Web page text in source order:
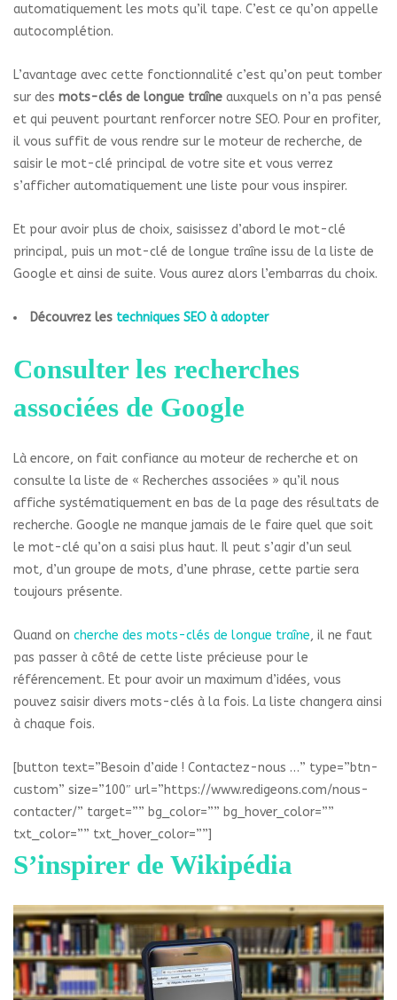
automatiquement les mots qu’il tape. C’est ce qu’on appelle
autocomplétion.
L’avantage avec cette fonctionnalité c’est qu’on peut tomber
sur des mots-clés de longue traîne auxquels on n’a pas pensé
et qui peuvent pourtant renforcer notre SEO. Pour en profiter,
il vous suffit de vous rendre sur le moteur de recherche, de
saisir le mot-clé principal de votre site et vous verrez
s’afficher automatiquement une liste pour vous inspirer.
Et pour avoir plus de choix, saisissez d’abord le mot-clé
principal, puis un mot-clé de longue traîne issu de la liste de
Google et ainsi de suite. Vous aurez alors l’embarras du choix.
Découvrez les techniques SEO à adopter
Consulter les recherches
associées de Google
Là encore, on fait confiance au moteur de recherche et on
consulte la liste de « Recherches associées » qu’il nous
affiche systématiquement en bas de la page des résultats de
recherche. Google ne manque jamais de le faire quel que soit
le mot-clé qu’on a saisi plus haut. Il peut s’agir d’un seul
mot, d’un groupe de mots, d’une phrase, cette partie sera
toujours présente.
Quand on cherche des mots-clés de longue traîne, il ne faut
pas passer à côté de cette liste précieuse pour le
référencement. Et pour avoir un maximum d’idées, vous
pouvez saisir divers mots-clés à la fois. La liste changera ainsi
à chaque fois.
[button text=”Besoin d’aide ! Contactez-nous …” type=”btn-
custom” size=”100″ url=”https://www.redigeons.com/nous-
contacter/” target=”” bg_color=”” bg_hover_color=””
txt_color=”” txt_hover_color=””]
S’inspirer de Wikipédia